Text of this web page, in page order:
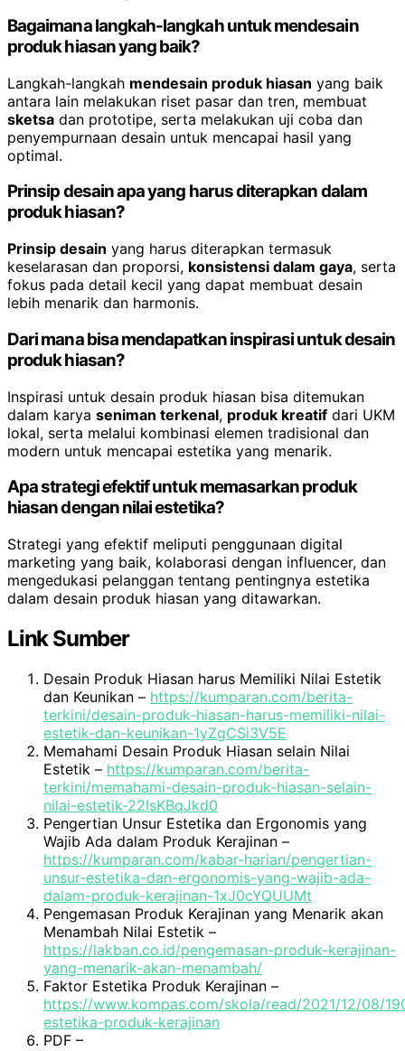
Bagaimana langkah-langkah untuk mendesain
produk hiasan yang baik?
Langkah-langkah mendesain produk hiasan yang baik
antara lain melakukan riset pasar dan tren, membuat
sketsa dan prototipe, serta melakukan uji coba dan
penyempurnaan desain untuk mencapai hasil yang
optimal.
Prinsip desain apa yang harus diterapkan dalam
produk hiasan?
Prinsip desain yang harus diterapkan termasuk
keselarasan dan proporsi, konsistensi dalam gaya, serta
fokus pada detail kecil yang dapat membuat desain
lebih menarik dan harmonis.
Dari mana bisa mendapatkan inspirasi untuk desain
produk hiasan?
Inspirasi untuk desain produk hiasan bisa ditemukan
dalam karya seniman terkenal, produk kreatif dari UKM
lokal, serta melalui kombinasi elemen tradisional dan
modern untuk mencapai estetika yang menarik.
Apa strategi efektif untuk memasarkan produk
hiasan dengan nilai estetika?
Strategi yang efektif meliputi penggunaan digital
marketing yang baik, kolaborasi dengan influencer, dan
mengedukasi pelanggan tentang pentingnya estetika
dalam desain produk hiasan yang ditawarkan.
Link Sumber
Desain Produk Hiasan harus Memiliki Nilai Estetik
dan Keunikan – https://kumparan.com/berita-
terkini/desain-produk-hiasan-harus-memiliki-nilai-
estetik-dan-keunikan-1yZgCSi3V5E
Memahami Desain Produk Hiasan selain Nilai
Estetik – https://kumparan.com/berita-
terkini/memahami-desain-produk-hiasan-selain-
nilai-estetik-22IsKBqJkd0
Pengertian Unsur Estetika dan Ergonomis yang
Wajib Ada dalam Produk Kerajinan –
https://kumparan.com/kabar-harian/pengertian-
unsur-estetika-dan-ergonomis-yang-wajib-ada-
dalam-produk-kerajinan-1xJ0cYQUUMt
Pengemasan Produk Kerajinan yang Menarik akan
Menambah Nilai Estetik –
https://lakban.co.id/pengemasan-produk-kerajinan-
yang-menarik-akan-menambah/
Faktor Estetika Produk Kerajinan –
https://www.kompas.com/skola/read/2021/12/08/
estetika-produk-kerajinan
PDF –